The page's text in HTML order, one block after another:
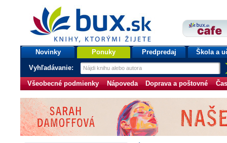
bux.sk
knihy, ktorými žijete
Úvodná stránka
Novinky Ponuky Predpredaj Škola a
Vyhľadávanie:
Všeobecné podmienky Nápoveda Doprava a poštovné